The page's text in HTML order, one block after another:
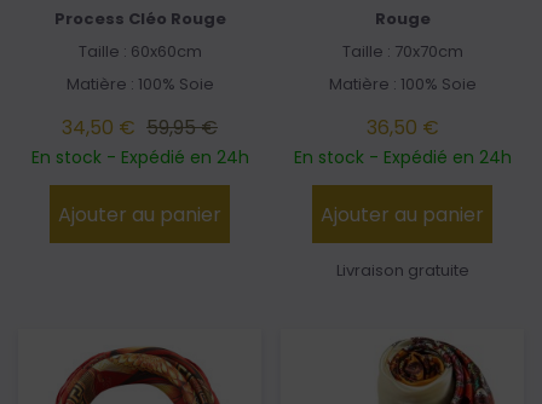
Process Cléo Rouge
Taille : 60x60cm
Matière : 100% Soie
34,50 € 59,95 €
En stock - Expédié en 24h
Ajouter au panier
Rouge
Taille : 70x70cm
Matière : 100% Soie
36,50 €
En stock - Expédié en 24h
Ajouter au panier
Livraison gratuite